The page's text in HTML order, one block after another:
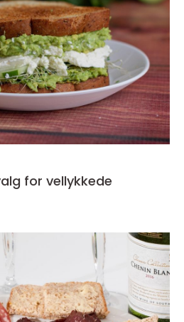
for vellykkede